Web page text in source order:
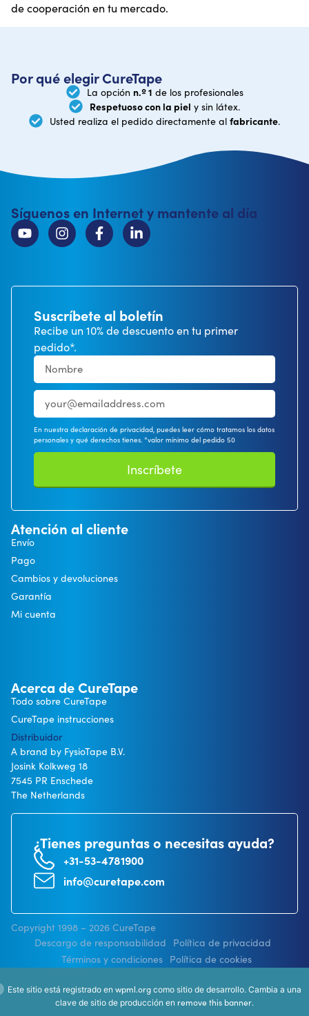
de cooperación en tu mercado.
Por qué elegir CureTape
La opción n.º 1 de los profesionales
Respetuoso con la piel y sin látex.
Usted realiza el pedido directamente al fabricante.
Síguenos en Internet y mantente al día
Suscríbete al boletín
Recibe un 10% de descuento en tu primer
pedido*.
En nuestra declaración de privacidad, puedes leer cómo tratamos los datos
personales y qué derechos tienes. *valor mínimo del pedido 50
Inscríbete
Atención al cliente
Envío
Pago
Cambios y devoluciones
Garantía
Mi cuenta
Acerca de CureTape
Todo sobre CureTape
CureTape instrucciones
Distribuidor
A brand by FysioTape B.V.
Josink Kolkweg 18
7545 PR Enschede
The Netherlands
¿Tienes preguntas o necesitas ayuda?
+31-53-4781900
info@curetape.com
Copyright 1998 – 2026 CureTape
Descargo de responsabilidad
Política de privacidad
Términos y condiciones
Política de cookies
Este sitio está registrado en wpml.org como sitio de desarrollo. Cambia a una
clave de sitio de producción en remove this banner.